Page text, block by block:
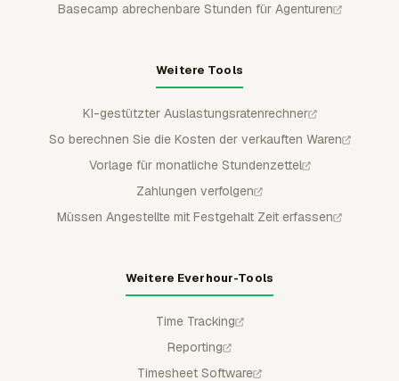
Basecamp abrechenbare Stunden für Agenturen
Weitere Tools
KI-gestützter Auslastungsratenrechner
So berechnen Sie die Kosten der verkauften Waren
Vorlage für monatliche Stundenzettel
Zahlungen verfolgen
Müssen Angestellte mit Festgehalt Zeit erfassen
Weitere Everhour-Tools
Time Tracking
Reporting
Timesheet Software